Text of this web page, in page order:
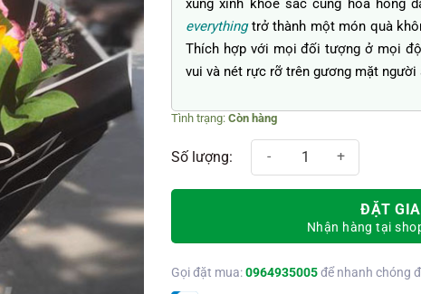
everythingtrở thành một món quà
Thích hợp với mọi đối tượng ở mọi
vui và nét rực rỡ trên gương mặt người
Còn hàng
My everything số lượng
ĐẶT
Nhận hàng tại
Gọi đặt mua:0964935005để nhanh chóng